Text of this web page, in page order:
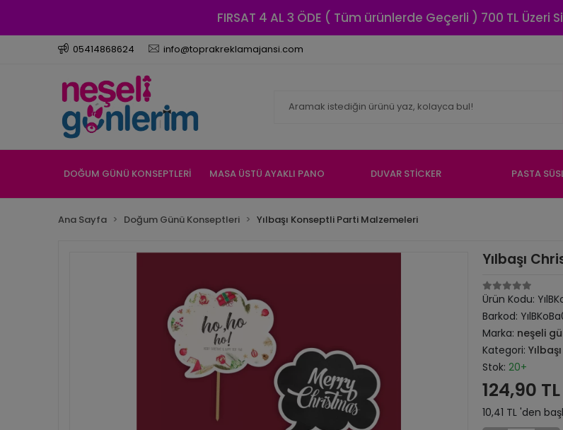
FIRSAT 4 AL 3 ÖDE ( Tüm ürünlerde Geçerli ) 700 TL Üzeri
05414868624 info@toprakreklamajansi.com
DOĞUM GÜNÜ KONSEPTLERİ MASA ÜSTÜ AYAKLI PANO DUVAR STİCKER PASTA
Ana Sayfa Doğum Günü Konseptleri Yılbaşı Konseptli Parti Malzemeleri
Yılbaşı
Ürün Kodu:
Barkod:
Marka: neşeli
Kategori:
Stok: 20+
124,90 TL
10,41 TL 'den